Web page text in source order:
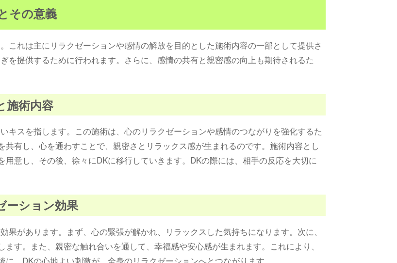
その意義
これは主にリラクゼーションや感情の解放を目的とした施術内容の一部として提供さ
を提供するために行われます。さらに、感情の共有と親密感の向上も期待されるた
施術内容
キスを指します。この施術は、心のリラクゼーションや感情のつながりを強化するた
有し、心を通わすことで、親密さとリラックス感が生まれるのです。施術内容とし
意し、その後、徐々にDKに移行していきます。DKの際には、相手の反応を大切に
ーション効果
果があります。まず、心の緊張が解かれ、リラックスした気持ちになります。次に、
す。また、親密な触れ合いを通して、幸福感や安心感が生まれます。これにより、
、DKの心地よい刺激が、全身のリラクゼーションへとつながります。